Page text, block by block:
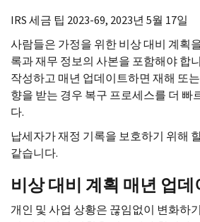
IRS세금 팁 2023-69, 2023년 5월 17일
사람들은 가정을 위한 비상 대비 계획
록과 재무 정보의 사본을 포함해야 합
작성하고 매년 업데이트하면 재해 또
향을 받는 경우 복구 프로세스를 더 빠
다.
납세자가 재정 기록을 보호하기 위해
같습니다.
비상 대비 계획 매년 업데
개인 및 사업 상황은 끊임없이 변화하